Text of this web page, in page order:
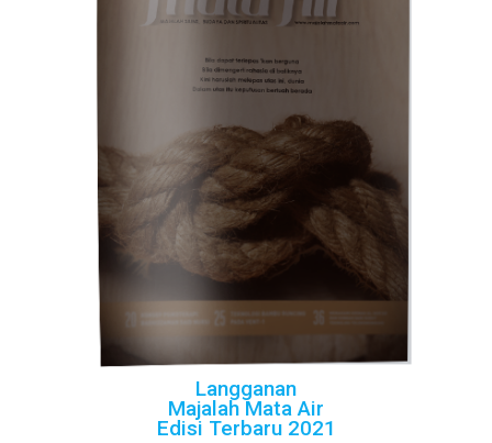
Langganan
Majalah Mata Air
Edisi Terbaru 2021